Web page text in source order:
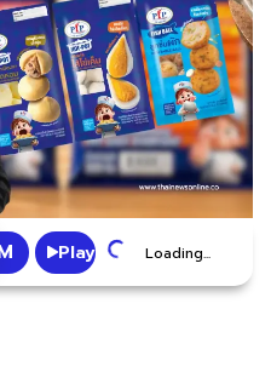
Play Loading...